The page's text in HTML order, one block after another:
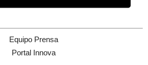
Equipo Prensa
Portal Innova